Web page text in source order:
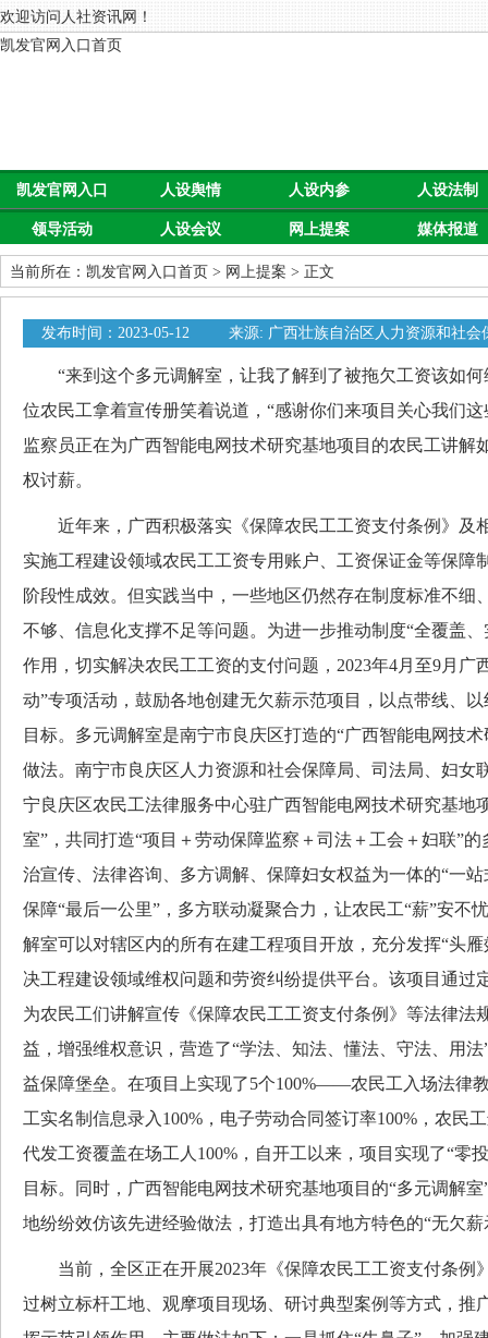
欢迎访问人社资讯网！
凯发官网入口首页
凯发官网入口
首页
人设舆情 人设内参 人设法制
领导活动 人设会议 网上提案 媒体报道
当前所在： 凯发官网入口首页 > 网上提案 > 正文
发布时间：2023-05-12
来源: 广西壮族自治区人力资源和社会
“来到这个多元调解室，让我了解到了被拖欠工资该如何
位农民工拿着宣传册笑着说道，“感谢你们来项目关心我们
监察员正在为广西智能电网技术研究基地项目的农民工讲解
权讨薪。
近年来，广西积极落实《保障农民工工资支付条例》及
实施工程建设领域农民工工资专用账户、工资保证金等保障
阶段性成效。但实践当中，一些地区仍然存在制度标准不细
不够、信息化支撑不足等问题。为进一步推动制度“全覆盖
作用，切实解决农民工工资的支付问题，2023年4月至9月广
动”专项活动，鼓励各地创建无欠薪示范项目，以点带线、
目标。多元调解室是南宁市良庆区打造的“广西智能电网技
做法。南宁市良庆区人力资源和社会保障局、司法局、妇女
宁良庆区农民工法律服务中心驻广西智能电网技术研究基地
室”，共同打造“项目＋劳动保障监察＋司法＋工会＋妇联”
治宣传、法律咨询、多方调解、保障妇女权益为一体的“一
保障“最后一公里”，多方联动凝聚合力，让农民工“薪”安不
解室可以对辖区内的所有在建工程项目开放，充分发挥“头
决工程建设领域维权问题和劳资纠纷提供平台。该项目通过
为农民工们讲解宣传《保障农民工工资支付条例》等法律法
益，增强维权意识，营造了“学法、知法、懂法、守法、用
益保障堡垒。在项目上实现了5个100%——农民工入场法律
工实名制信息录入100%，电子劳动合同签订率100%，农民
代发工资覆盖在场工人100%，自开工以来，项目实现了“零
目标。同时，广西智能电网技术研究基地项目的“多元调解
地纷纷效仿该先进经验做法，打造出具有地方特色的“无欠薪
当前，全区正在开展2023年《保障农民工工资支付条例
过树立标杆工地、观摩项目现场、研讨典型案例等方式，推